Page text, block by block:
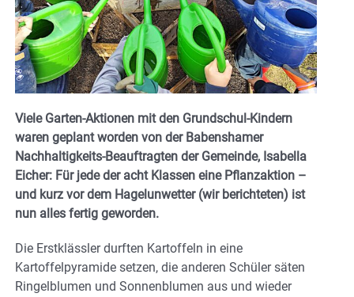
Viele Garten-Aktionen mit den Grundschul-Kindern
waren geplant worden von der Babenshamer
Nachhaltigkeits-Beauftragten der Gemeinde, Isabella
Eicher: Für jede der acht Klassen eine Pflanzaktion –
und kurz vor dem Hagelunwetter (wir berichteten) ist
nun alles fertig geworden.
Die Erstklässler durften Kartoffeln in eine
Kartoffelpyramide setzen, die anderen Schüler säten
Ringelblumen und Sonnenblumen aus und wieder